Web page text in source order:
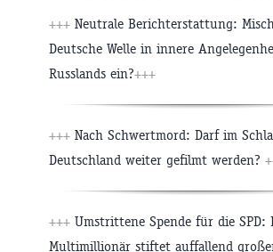
+++ Neutrale Berichterstattung:
Deutsche Welle in innere
Russlands ein?+++
+++ Nach Schwertmord: Darf im
Deutschland weiter gefilmt werden?
+++ Umstrittene Spende für die SPD:
Multimillionär stiftet auffallend